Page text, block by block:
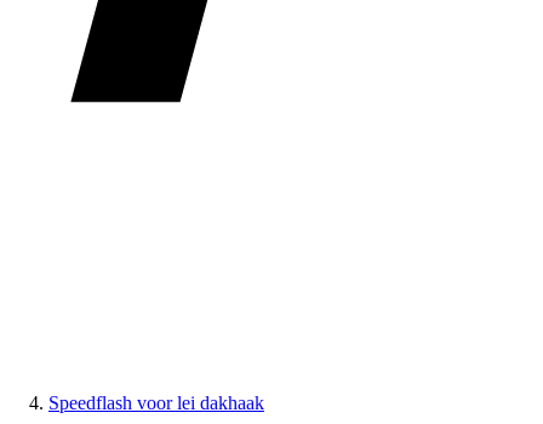
Speedflash voor lei dakhaak